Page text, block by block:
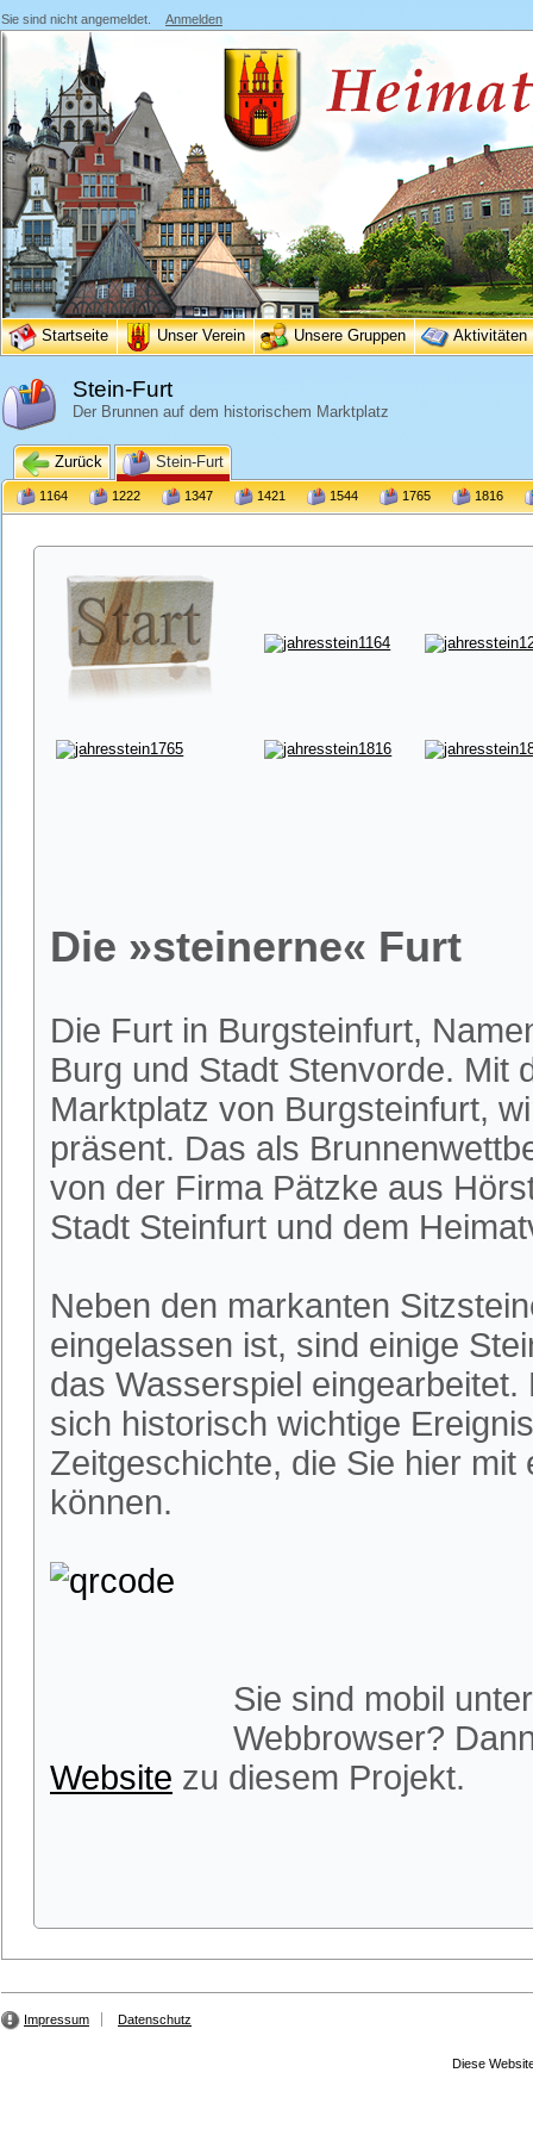
Sie sind nicht angemeldet. Anmelden
Startseite Unser Verein Unsere Gruppen Aktivitäten
Stein-Furt
Der Brunnen auf dem historischem Marktplatz
Zurück Stein-Furt
1164 1222 1347 1421 1544 1765 1816
Die »steinerne« Furt
Die Furt in Burgsteinfurt,
Burg und Stadt Stenvorde. Mit
Marktplatz von Burgsteinfurt,
präsent. Das als
von der Firma Pätzke aus
Stadt Steinfurt und dem
Neben den markanten
eingelassen ist, sind einige
das Wasserspiel
sich historisch wichtige
Zeitgeschichte, die Sie hier
können.
Sie sind mobil
Webbrowser?
Website zu diesem Projekt.
Impressum Datenschutz
Diese